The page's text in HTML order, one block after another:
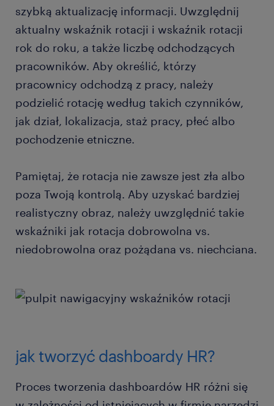
szybką aktualizację informacji. Uwzględnij
aktualny wskaźnik rotacji i wskaźnik rotacji
rok do roku, a także liczbę odchodzących
pracowników. Aby określić, którzy
pracownicy odchodzą z pracy, należy
podzielić rotację według takich czynników,
jak dział, lokalizacja, staż pracy, płeć albo
pochodzenie etniczne.
Pamiętaj, że rotacja nie zawsze jest zła albo
poza Twoją kontrolą. Aby uzyskać bardziej
realistyczny obraz, należy uwzględnić takie
wskaźniki jak rotacja dobrowolna vs.
niedobrowolna oraz pożądana vs. niechciana.
jak tworzyć dashboardy HR?
Proces tworzenia dashboardów HR różni się